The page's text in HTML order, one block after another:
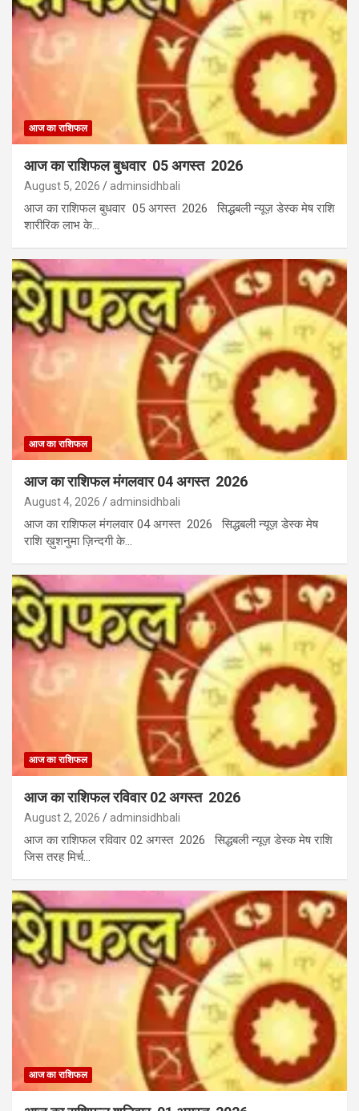
आज का राशिफल
आज का राशिफल बुधवार 05 अगस्त 2026
August 5, 2026 adminsidhbali
आज का राशिफल बुधवार 05 अगस्त 2026 सिद्धबली न्यूज़ डेस्क मेष राशि
शारीरिक लाभ के…
आज का राशिफल
आज का राशिफल मंगलवार 04 अगस्त 2026
August 4, 2026 adminsidhbali
आज का राशिफल मंगलवार 04 अगस्त 2026 सिद्धबली न्यूज़ डेस्क मेष
राशि ख़ुशनुमा ज़िन्दगी के…
आज का राशिफल
आज का राशिफल रविवार 02 अगस्त 2026
August 2, 2026 adminsidhbali
आज का राशिफल रविवार 02 अगस्त 2026 सिद्धबली न्यूज़ डेस्क मेष राशि
जिस तरह मिर्च…
आज का राशिफल